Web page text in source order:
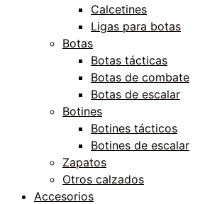
Calcetines
Ligas para botas
Botas
Botas tácticas
Botas de combate
Botas de escalar
Botines
Botines tácticos
Botines de escalar
Zapatos
Otros calzados
Accesorios